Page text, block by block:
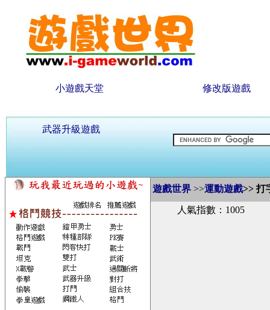
小遊戲天堂 修改版遊戲
武器升級遊戲
遊戲世界 >>運動遊戲>> 打
人氣指數：1005